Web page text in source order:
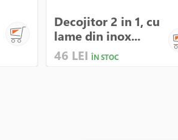
Decojitor 2 in 1, cu
lame din inox...
46 LEI ÎN STOC